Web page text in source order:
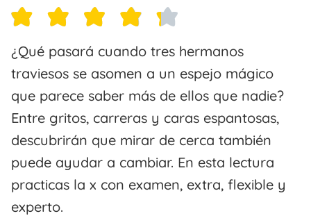
¿Qué pasará cuando tres hermanos
traviesos se asomen a un espejo mágico
que parece saber más de ellos que nadie?
Entre gritos, carreras y caras espantosas,
descubrirán que mirar de cerca también
puede ayudar a cambiar. En esta lectura
practicas la x con examen, extra, flexible y
experto.